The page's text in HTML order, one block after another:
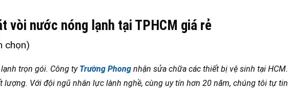
vòi nước nóng lạnh tại TPHCM giá rẻ
chọn)
trọn gói. Công ty Trường Phong nhận sửa chữa các thiết bị vệ sinh tại
lượng. Với đội ngũ nhân lực lành nghề, cùng uy tín hơn 20 năm, chúng tôi tự